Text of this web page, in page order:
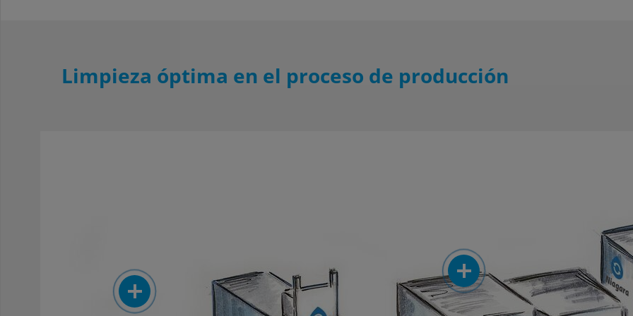
Limpieza óptima en el proceso de producción
More
More